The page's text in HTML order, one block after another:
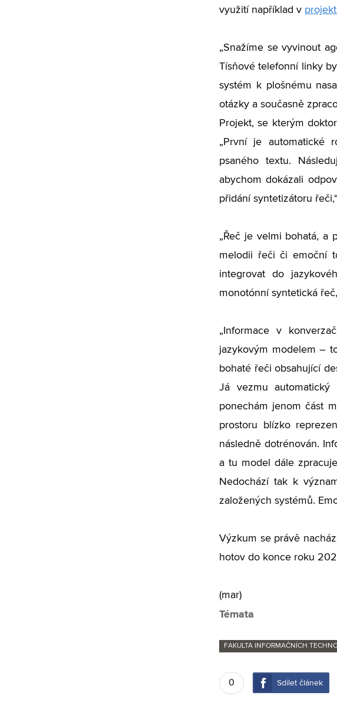
využití například v
„Snažíme se vyvinout
Tísňové telefonní linky
systém k plošnému
otázky a současně
Projekt, se kterým
„První je automatické
psaného textu.
abychom dokázali
přidání syntetizátoru
„Řeč je velmi bohatá,
melodii řeči či emoční
integrovat do
monotónní syntetická
„Informace v
jazykovým modelem –
bohaté řeči obsahující
Já vezmu
ponechám jenom část
prostoru blízko
následně dotrénován.
a tu model dále
Nedochází tak k
založených systémů.
Výzkum se právě
hotov do konce roku
(mar)
Témata
FAKULTA INFORMAČNÍCH
0 Sdílet článek